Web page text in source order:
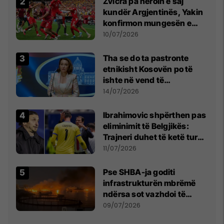
kundër Argjentinës, Yakin
konfirmon mungesën e
madhe
10/07/2026
Tha se do ta pastronte
etnikisht Kosovën po të
ishte në vend të
Millosheviqit, Lëvizja e
kërkon shkarkimin e
menjëhershëm të
Snezhana Paunoviq
14/07/2026
Ibrahimovic shpërthen pas
eliminimit të Belgjikës:
Trajneri duhet të ketë turp,
ai lojtar se meritoi të luante
11/07/2026
Pse SHBA-ja goditi
infrastrukturën mbrëmë
ndërsa sot vazhdoi të
zmbrapsë sulmet iraniane
09/07/2026